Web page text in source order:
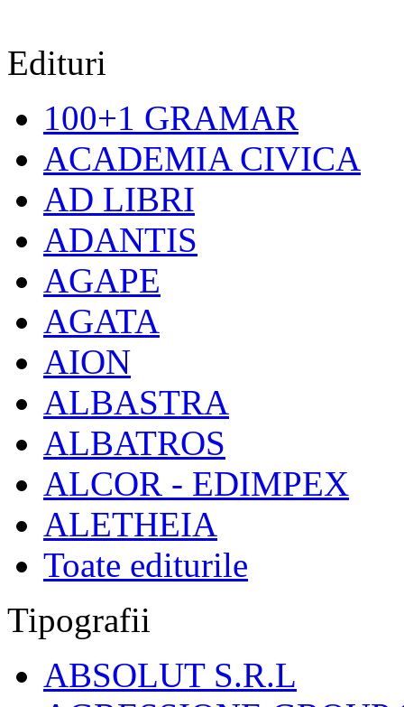
Edituri
100+1 GRAMAR
ACADEMIA CIVICA
AD LIBRI
ADANTIS
AGAPE
AGATA
AION
ALBASTRA
ALBATROS
ALCOR - EDIMPEX
ALETHEIA
Toate editurile
Tipografii
ABSOLUT S.R.L